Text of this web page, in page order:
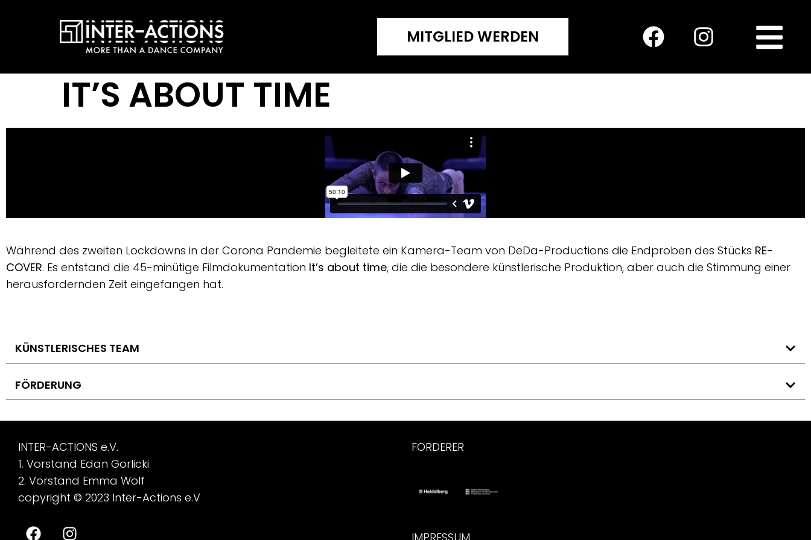
MITGLIED WERDEN
IT’S ABOUT TIME
Während des zweiten Lockdowns in der Corona Pandemie begleitete ein Kamera-Team von DeDa-Productions die Endproben des Stücks RE-
COVER. Es entstand die 45-minütige Filmdokumentation It’s about time, die die besondere künstlerische Produktion, aber auch die Stimmung einer
herausfordernden Zeit eingefangen hat.
KÜNSTLERISCHES TEAM
FÖRDERUNG
INTER-ACTIONS e.V.
1. Vorstand Edan Gorlicki
2. Vorstand Emma Wolf
copyright © 2023 Inter-Actions e.V
FÖRDERER